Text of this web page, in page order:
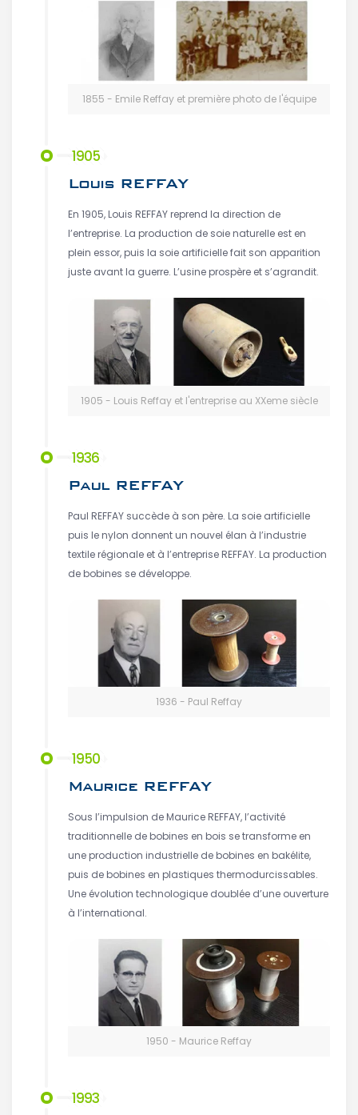
1855 - Emile Reffay et première photo de l'équipe
1905
Louis REFFAY
En 1905, Louis REFFAY reprend la direction de
l’entreprise. La production de soie naturelle est en
plein essor, puis la soie artificielle fait son apparition
juste avant la guerre. L’usine prospère et s’agrandit.
1905 - Louis Reffay et l'entreprise au XXeme siècle
1936
Paul REFFAY
Paul REFFAY succède à son père. La soie artificielle
puis le nylon donnent un nouvel élan à l’industrie
textile régionale et à l’entreprise REFFAY. La production
de bobines se développe.
1936 - Paul Reffay
1950
Maurice REFFAY
Sous l’impulsion de Maurice REFFAY, l’activité
traditionnelle de bobines en bois se transforme en
une production industrielle de bobines en bakélite,
puis de bobines en plastiques thermodurcissables.
Une évolution technologique doublée d’une ouverture
à l’international.
1950 - Maurice Reffay
1993